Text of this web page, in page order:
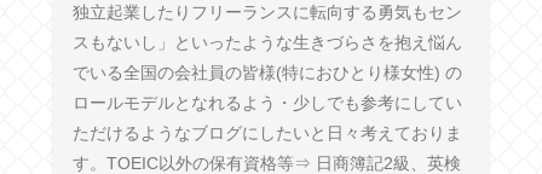
独立起業したりフリーランスに転向する勇気もセン
スもないし」といったような生きづらさを抱え悩ん
でいる全国の会社員の皆様(特におひとり様女性) の
ロールモデルとなれるよう・少しでも参考にしてい
ただけるようなブログにしたいと日々考えておりま
す。TOEIC以外の保有資格等⇒ 日商簿記2級、英検